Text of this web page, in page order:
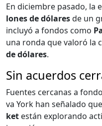
En diciem­bre pasa­do, la
lones de dólaresde un
incluyó a fon­dos como
una ron­da que val­oró la
de dólares.
Sin acuerdos
Fuentes cer­canas a
va York han señal­a­do
ket están explo­ran­do